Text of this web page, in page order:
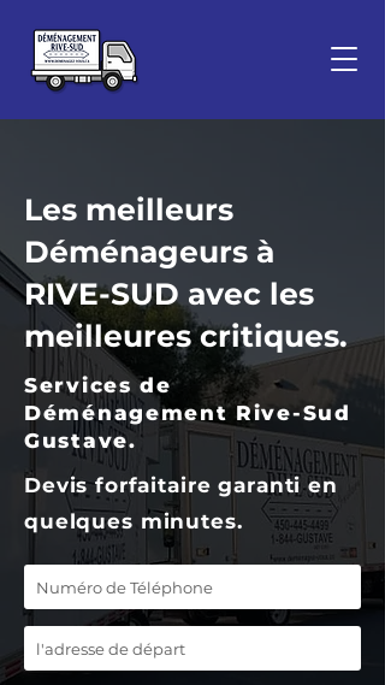
Les meilleurs
Déménageurs à
RIVE-SUD avec les
meilleures critiques.
Services de
Déménagement Rive-Sud
Gustave.
Devis forfaitaire garanti en
quelques minutes.